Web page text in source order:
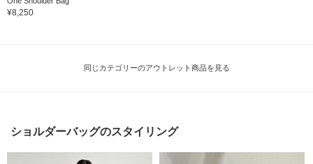
¥8,250
同じカテゴリーのアウトレット商品を見る
ショルダーバッグのスタイリング